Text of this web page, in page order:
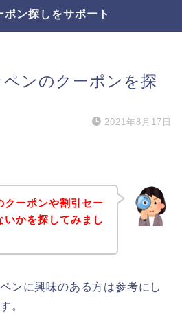
ポン探しをサポート
ンのクーポンを探
2021年8月17日
クーポンや割引セー
いかを探してみまし
ンに興味のある方は参考にし
。